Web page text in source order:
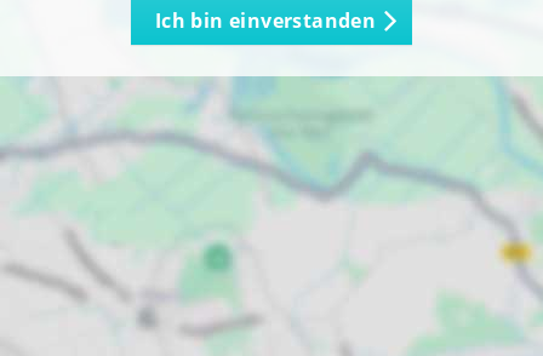
Ich bin einverstanden